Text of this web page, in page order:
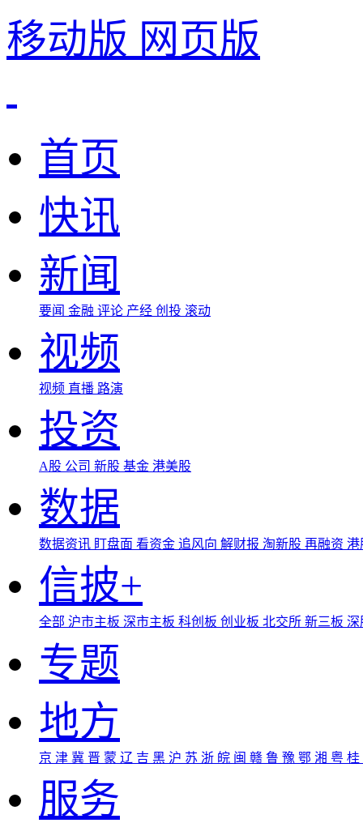
移动版 网页版
首页
快讯
新闻
要闻 金融 评论 产经 创投 滚动
视频
视频 直播 路演
投资
A股 公司 新股 基金 港美股
数据
数据资讯 盯盘面 看资金 追风向 解财报 淘新股 再融资
信披+
全部 沪市主板 深市主板 科创板 创业板 北交所 新三板
专题
地方
京 津 冀 晋 蒙 辽 吉 黑 沪 苏 浙 皖 闽 赣 鲁 豫 鄂 湘 粤 桂
服务